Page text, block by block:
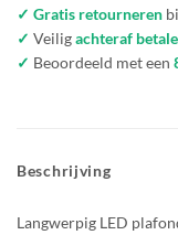
✓ Gratis retourneren
✓ Veiligachteraf
✓ Beoordeeld met een
Beschrijving
Langwerpig LED